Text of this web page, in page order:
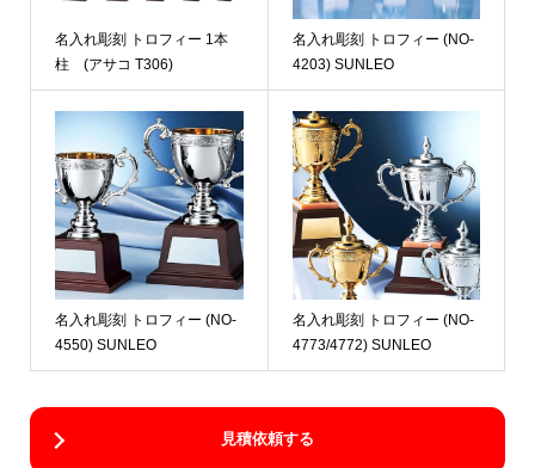
名入れ彫刻 トロフィー 1本
柱 (アサコ T306)
名入れ彫刻 トロフィー (NO-
4203) SUNLEO
名入れ彫刻 トロフィー (NO-
4550) SUNLEO
名入れ彫刻 トロフィー (NO-
4773/4772) SUNLEO
見積依頼する